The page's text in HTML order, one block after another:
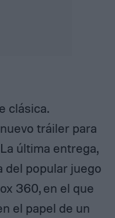
clásica.
tráiler para
última entrega,
del popular juego
360, en el que
el papel de un